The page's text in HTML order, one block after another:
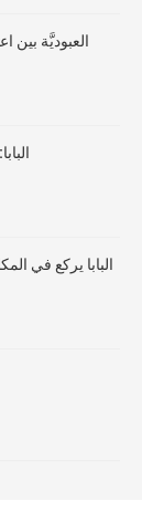
العبوديَّة بين
البابا يركع في